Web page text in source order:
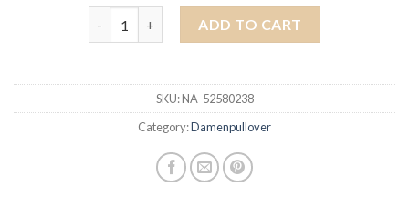
ADD TO CART
SKU:NA-52580238
Category:Damenpullover